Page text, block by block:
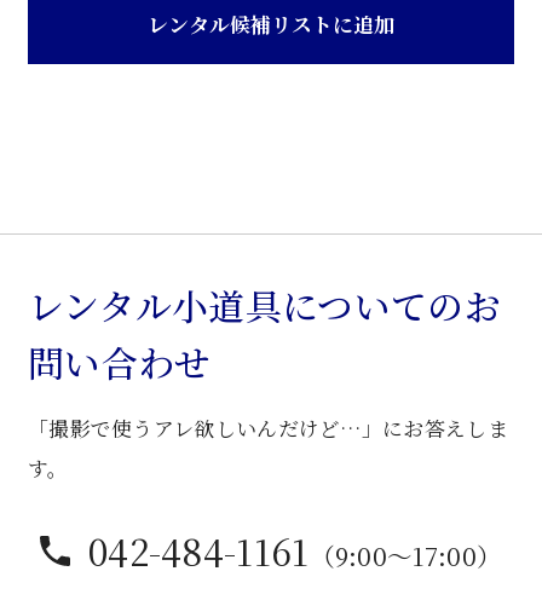
個
レンタル候補リストに追加
レンタル小道具についてのお
問い合わせ
「撮影で使うアレ欲しいんだけど…」にお答えしま
す。
042-484-1161 （9:00〜17:00）